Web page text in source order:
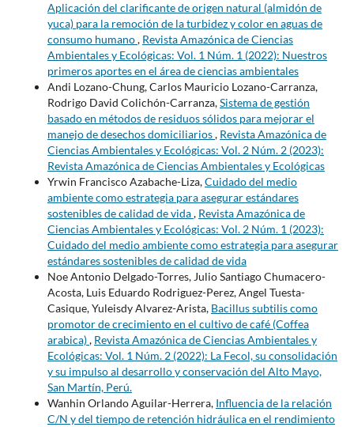
Aplicación del clarificante de origen natural (almidón de
yuca) para la remoción de la turbidez y color en aguas de
consumo humano, Revista Amazónica de Ciencias
Ambientales y Ecológicas: Vol. 1 Núm. 1 (2022): Nuestros
primeros aportes en el área de ciencias ambientales
Andi Lozano-Chung, Carlos Mauricio Lozano-Carranza,
Rodrigo David Colichón-Carranza,Sistema de gestión
basado en métodos de residuos sólidos para mejorar el
manejo de desechos domiciliarios, Revista Amazónica de
Ciencias Ambientales y Ecológicas: Vol. 2 Núm. 2 (2023):
Revista Amazónica de Ciencias Ambientales y Ecológicas
Yrwin Francisco Azabache-Liza,Cuidado del medio
ambiente como estrategia para asegurar estándares
sostenibles de calidad de vida, Revista Amazónica de
Ciencias Ambientales y Ecológicas: Vol. 2 Núm. 1 (2023):
Cuidado del medio ambiente como estrategia para asegurar
estándares sostenibles de calidad de vida
Noe Antonio Delgado-Torres, Julio Santiago Chumacero-
Acosta, Luis Eduardo Rodriguez-Perez, Angel Tuesta-
Casique, Yuleisdy Alvarez-Arista, Bacillus subtilis como
promotor de crecimiento en el cultivo de café (Coffea
arabica), Revista Amazónica de Ciencias Ambientales y
Ecológicas: Vol. 1 Núm. 2 (2022): La Fecol, su consolidación
y su impulso al desarrollo y conservación del Alto Mayo,
San Martín, Perú.
Wanhin Orlando Aguilar-Herrera, Influencia de la relación
C/N y del tiempo de retención hidráulica en el rendimiento